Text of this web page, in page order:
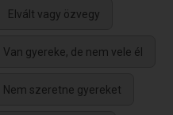
Elvált vagy özvegy
Van gyereke, de nem vele él
Nem szeretne gyereket